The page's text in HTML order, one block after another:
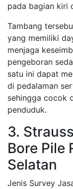
pada bagian kiri
Tambang
yang memiliki
menjaga
pengeboran
satu ini dapat
di pedalaman
sehingga cocok
penduduk.
3.
Bore Pile
Selatan
Jenis Survey